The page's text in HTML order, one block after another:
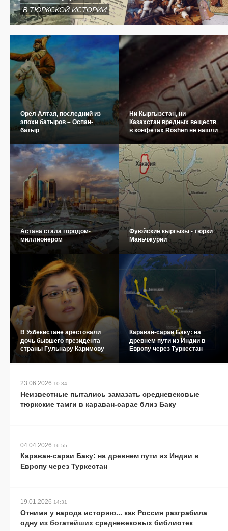
В ТЮРКСКОЙ ИСТОРИИ
Орел Алтая, последний из
эпохи батыров – Оспан-
батыр
Ни Кыргызстан, ни
Казахстан вредных веществ
в конфетах Roshen не нашли
Астана стала городом-
миллионером
Фуюйские кыргызы - тюрки
Маньчжурии
В Узбекистане арестовали
дочь бывшего президента
страны Гульнару Каримову
Караван-сараи Баку: на
древнем пути из Индии в
Европу через Туркестан
23.06.2026 10:34
Неизвестные пытались замазать средневековые
тюркские тамги в караван-сарае близ Баку
04.04.2026 16:55
Караван-сараи Баку: на древнем пути из Индии в
Европу через Туркестан
19.01.2026 14:31
Отними у народа историю... как Россия разграбила
одну из богатейших средневековых библиотек